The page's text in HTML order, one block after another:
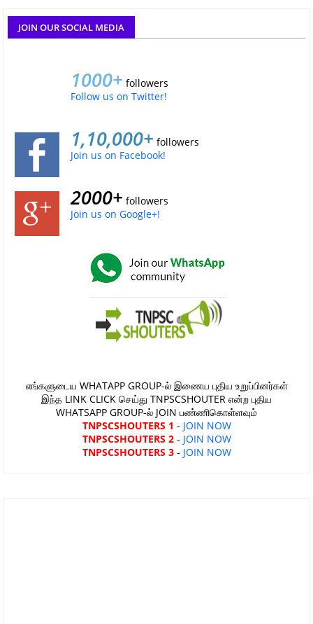
JOIN OUR SOCIAL MEDIA
1000+ followers
Follow us on Twitter!
1,10,000+ followers
Join us on Facebook!
2000+ followers
Join us on Google+!
எங்களுடைய WHATAPP GROUP-ல் இணைய புதிய உறுப்பினர்கள்
இந்த LINK CLICK செய்து TNPSCSHOUTER என்ற புதிய
WHATSAPP GROUP-ல் JOIN பண்ணிகொள்ளவும்
TNPSCSHOUTERS 1 - JOIN NOW
TNPSCSHOUTERS 2- JOIN NOW
TNPSCSHOUTERS 3- JOIN NOW